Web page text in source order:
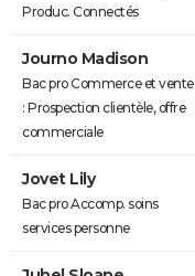
Produc. Connectés
Journo Madison
Bac pro Commerce et vente
: Prospection clientèle, offre
commerciale
Jovet Lily
Bac pro Accomp. soins
services personne